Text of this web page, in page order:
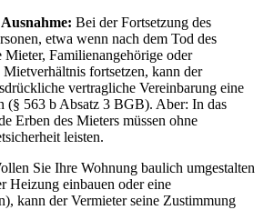
Bei der Fortsetzung des
etwa wenn nach dem Tod des
Mieter, Familienangehörige oder
fortsetzen, kann der
vertragliche Vereinbarung eine
(§ 563 b Absatz 3 BGB). Aber: In das
Erben des Mieters müssen ohne
leisten.
Sie Ihre Wohnung baulich umgestalten
Heizung einbauen oder eine
kann der Vermieter seine Zustimmung